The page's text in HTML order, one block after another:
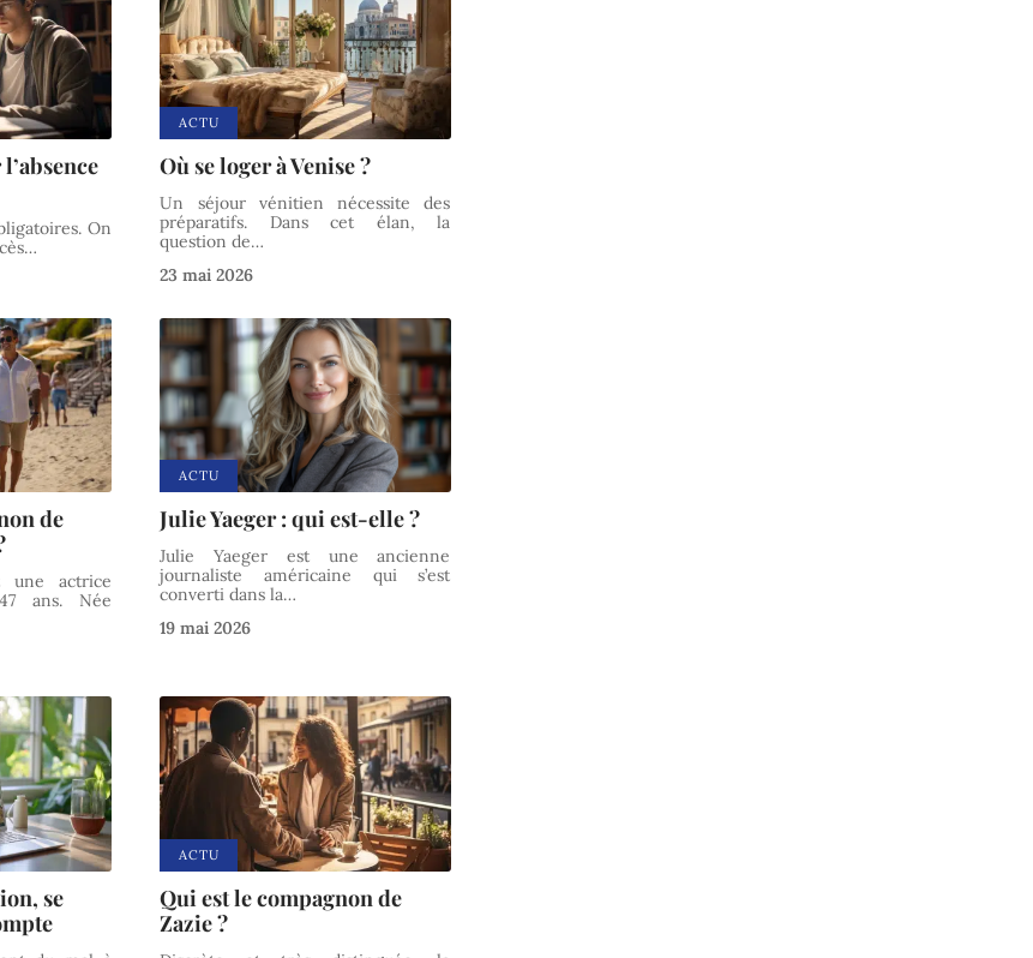
On
…
ACTU
Où se loger à Venise ?
Un séjour vénitien nécessite des
préparatifs. Dans cet élan, la
question de…
23 mai 2026
de
une actrice
ans. Née
ACTU
Julie Yaeger : qui est-elle ?
Julie Yaeger est une ancienne
journaliste américaine qui s’est
converti dans la…
19 mai 2026
se
ACTU
Qui est le compagnon de
Zazie ?